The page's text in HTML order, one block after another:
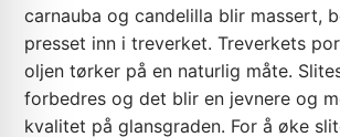
carnauba og candelilla blir massert,
presset inn i treverket. Treverkets
oljen tørker på en naturlig måte.
forbedres og det blir en jevnere og
kvalitet på glansgraden. For å øke